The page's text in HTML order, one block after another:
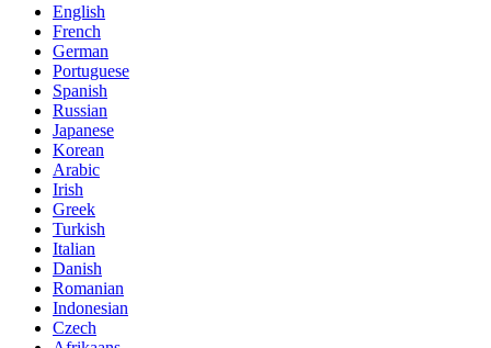
English
French
German
Portuguese
Spanish
Russian
Japanese
Korean
Arabic
Irish
Greek
Turkish
Italian
Danish
Romanian
Indonesian
Czech